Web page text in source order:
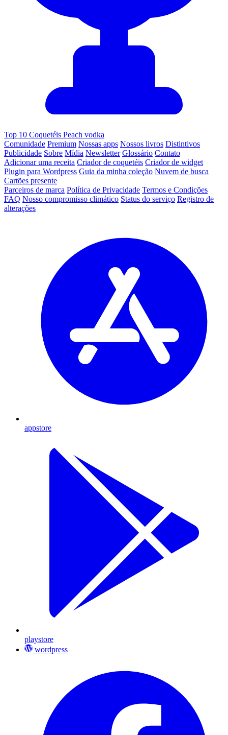
Top 10 Coquetéis Peach vodka
Comunidade Premium Nossas apps Nossos livros Distintivos
Publicidade Sobre Mídia Newsletter Glossário Contato
Adicionar uma receita Criador de coquetéis Criador de widget
Plugin para Wordpress Guia da minha coleção Nuvem de busca
Cartões presente
Parceiros de marca Política de Privacidade Termos e Condições
FAQ Nosso compromisso climático Status do serviço Registro de
alterações
appstore
playstore
wordpress